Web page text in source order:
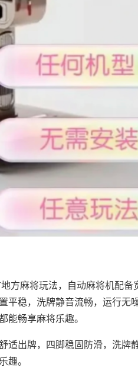
方麻将玩法，自动麻将机配备
平稳，洗牌静音流畅，运行无
能畅享麻将乐趣。
适出牌，四脚稳固防滑，洗牌
趣。